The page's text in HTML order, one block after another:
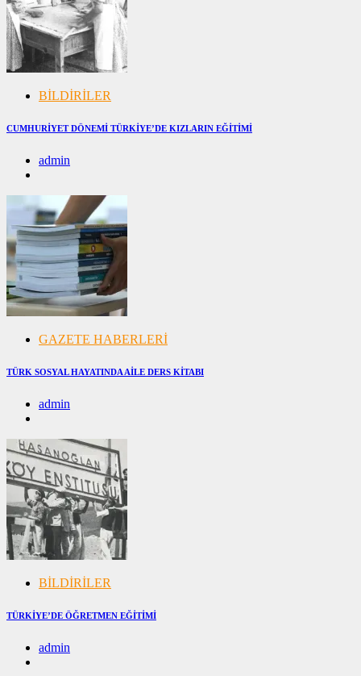
BİLDİRİLER
CUMHURİYET DÖNEMİ TÜRKİYE’DE KIZLARIN EĞİTİMİ
admin
GAZETE HABERLERİ
TÜRK SOSYAL HAYATINDA AİLE DERS KİTABI
admin
BİLDİRİLER
TÜRKİYE’DE ÖĞRETMEN EĞİTİMİ
admin